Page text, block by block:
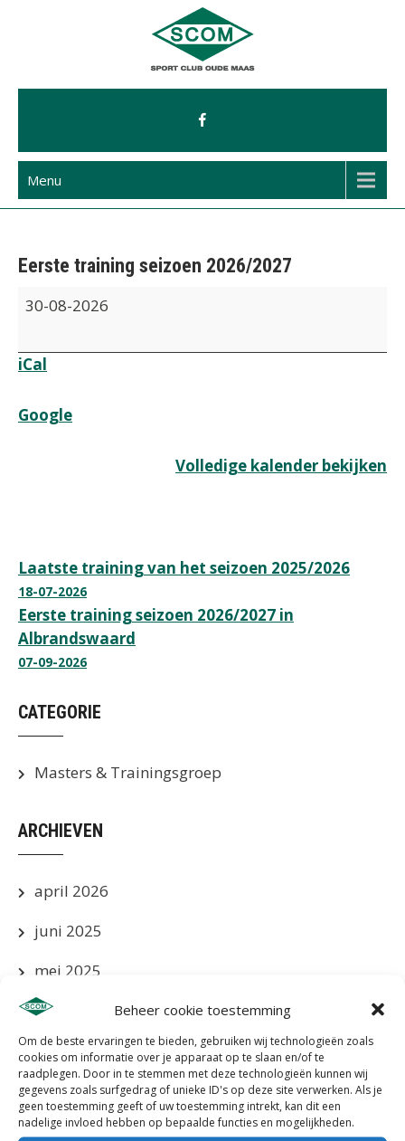
Beheer cookie toestemming
Om de beste ervaringen te bieden, gebruiken wij technologieën zoals
cookies om informatie over je apparaat op te slaan en/of te
raadplegen. Door in te stemmen met deze technologieën kunnen wij
gegevens zoals surfgedrag of unieke ID's op deze site verwerken. Als je
geen toestemming geeft of uw toestemming intrekt, kan dit een
nadelige invloed hebben op bepaalde functies en mogelijkheden.
Menu
Eerste training seizoen 2026/2027
Eerste
2026/2027
30-08-2026
iCal
Google
Volledige kalender bekijken
Bericht
navigatie
Laatste training van het seizoen 2025/2026
18-07-2026
Eerste training seizoen 2026/2027 in
Albrandswaard
07-09-2026
CATEGORIE
Masters & Trainingsgroep
ARCHIEVEN
april 2026
juni 2025
mei 2025
april 2025
maart 2025
januari 2025
december 2024